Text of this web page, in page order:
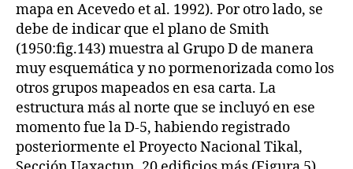
mapa en Acevedo et al. 1992). Por otro lado, se
debe de indicar que el plano de Smith
(1950:fig.143) muestra al Grupo D de manera
muy esquemática y no pormenorizada como los
otros grupos mapeados en esa carta. La
estructura más al norte que se incluyó en ese
momento fue la D-5, habiendo registrado
posteriormente el Proyecto Nacional Tikal,